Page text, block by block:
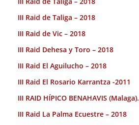
III Raid de Taliga – 2018
III Raid de Vic – 2018
III Raid Dehesa y Toro – 2018
III Raid El Aguilucho – 2018
III Raid El Rosario Karrantza -2011
III RAID HÍPICO BENAHAVIS (Malaga).
III Raid La Palma Ecuestre – 2018